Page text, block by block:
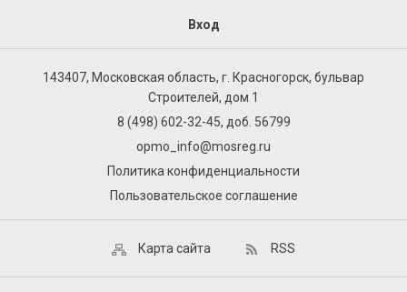
Вход
143407, Московская область, г. Красногорск, бульвар
Строителей, дом 1
8 (498) 602-32-45, доб. 56799
opmo_info@mosreg.ru
Политика конфиденциальности
Пользовательское соглашение
Карта сайта RSS